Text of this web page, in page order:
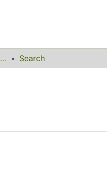
2. Dortmunder Bildungsforum Search